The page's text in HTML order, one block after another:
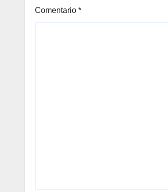
Comentario *